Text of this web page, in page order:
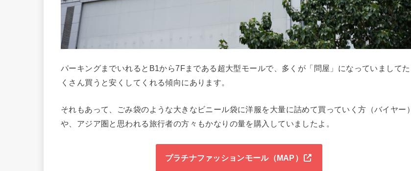
パーキングまでいれるとB1から7Fまである超大型モールで、多くが「問屋」になっていましてた
くさん買うと安くしてくれる傾向にあります。
それもあって、ごみ袋のような大きなビニール袋に洋服を大量に詰めて買っていく方（バイヤー）
や、アジア圏と思われる旅行者の方々もかなりの量を購入していましたよ。
プラチナファッションモール（MAP）